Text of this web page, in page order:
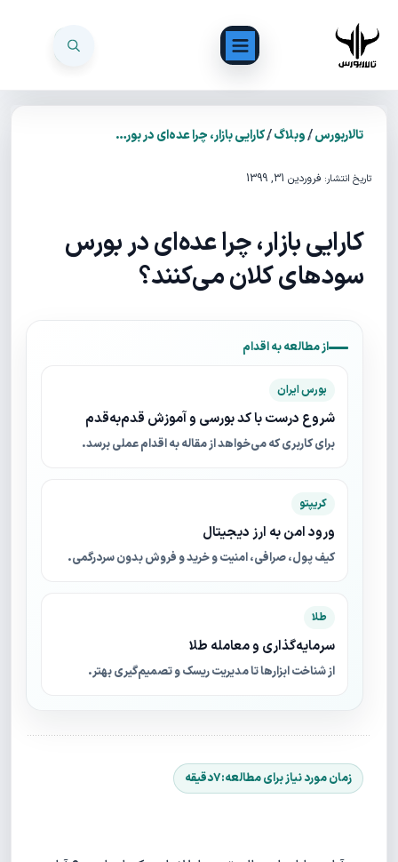
تالاربورس/وبلاگ/ کارایی بازار، چرا عده‌ای در بورس سودهای کلان می‌کنند؟
تاریخ انتشار: فروردین 31, 1399
کارایی بازار، چرا عده‌ای در بورس
سودهای کلان می‌کنند؟
از مطالعه به اقدام
بورس ایران
شروع درست با کد بورسی و آموزش قدم‌به‌قدم
برای کاربری که می‌خواهد از مقاله به اقدام عملی برسد.
کریپتو
ورود امن به ارز دیجیتال
کیف پول، صرافی، امنیت و خرید و فروش بدون سردرگمی.
طلا
سرمایه‌گذاری و معامله طلا
از شناخت ابزارها تا مدیریت ریسک و تصمیم‌گیری بهتر.